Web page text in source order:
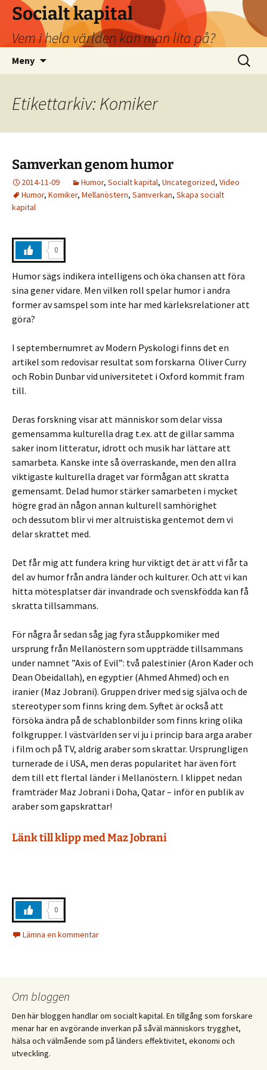
Socialt kapital
Vem i hela världen kan man lita på?
Meny
Sök
efter:
Etikettarkiv: Komiker
Samverkan genom humor
2014-11-09 Humor, Socialt kapital, Uncategorized, Video
Humor, Komiker, Mellanöstern, Samverkan, Skapa socialt
kapital
0
Humor sägs indikera intelligens och öka chansen att föra
sina gener vidare. Men vilken roll spelar humor i andra
former av samspel som inte har med kärleksrelationer att
göra?
I septembernumret av Modern Pyskologi finns det en
artikel som redovisar resultat som forskarna Oliver Curry
och Robin Dunbar vid universitetet i Oxford kommit fram
till.
Deras forskning visar att människor som delar vissa
gemensamma kulturella drag t.ex. att de gillar samma
saker inom litteratur, idrott och musik har lättare att
samarbeta. Kanske inte så överraskande, men den allra
viktigaste kulturella draget var förmågan att skratta
gemensamt. Delad humor stärker samarbeten i mycket
högre grad än någon annan kulturell samhörighet
och dessutom blir vi mer altruistiska gentemot dem vi
delar skrattet med.
Det får mig att fundera kring hur viktigt det är att vi får ta
del av humor från andra länder och kulturer. Och att vi kan
hitta mötesplatser där invandrade och svenskfödda kan få
skratta tillsammans.
För några år sedan såg jag fyra ståuppkomiker med
ursprung från Mellanöstern som uppträdde tillsammans
under namnet ”Axis of Evil”: två palestinier (Aron Kader och
Dean Obeidallah), en egyptier (Ahmed Ahmed) och en
iranier (Maz Jobrani). Gruppen driver med sig själva och de
stereotyper som finns kring dem. Syftet är också att
försöka ändra på de schablonbilder som finns kring olika
folkgrupper. I västvärlden ser vi ju i princip bara arga araber
i film och på TV, aldrig araber som skrattar. Ursprungligen
turnerade de i USA, men deras popularitet har även fört
dem till ett flertal länder i Mellanöstern. I klippet nedan
framträder Maz Jobrani i Doha, Qatar – inför en publik av
araber som gapskrattar!
Länk till klipp med Maz Jobrani
0
Lämna en kommentar
Om bloggen
Den här bloggen handlar om socialt kapital. En tillgång som forskare
menar har en avgörande inverkan på såväl människors trygghet,
hälsa och välmående som på länders effektivitet, ekonomi och
utveckling.